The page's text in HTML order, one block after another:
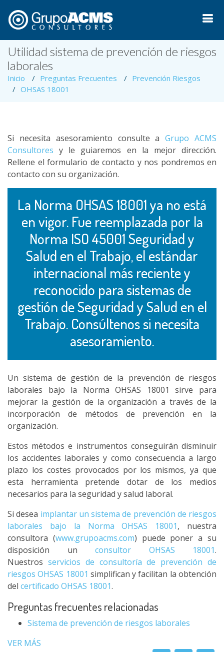
Utilidad sistema de prevención de riesgos
laborales
Inicio Preguntas Frecuentes
Prevención Riesgos
OHSAS 18001
Si necesita asesoramiento consulte a Grupo ACMS
Consultores y le guiaremos en la mejor dirección.
Rellene el formulario de contacto y nos pondremos en
contacto con su organización.
La Norma OHSAS 18001 ya no está
en vigor. Fue reemplazada por la
Norma ISO 45001 Seguridad y
Salud en el Trabajo, el estándar
internacional más reciente y
reconocido para sistemas de
gestión de Seguridad y Salud en el
Trabajo. Consúltenos si necesita
asesoramiento.
Un sistema de gestión de la prevención de riesgos
laborales bajo la Norma OHSAS 18001 sirve para
mejorar la gestión de la organización a través de la
incorporación de métodos de prevención en la
organización.
Estos métodos e instrumentos conseguirán disminuir
los accidentes laborales y como consecuencia a largo
plazo los costes provocados por los mismos, ya que
esta herramienta pretende dotar de los medios
necesarios para la seguridad y salud laboral.
Si desea implantar un sistema de prevención de riesgos
laborales bajo la Norma OHSAS 18001, nuestra
consultora (www.grupoacms.com) puede poner a su
disposición un consultor OHSAS 18001.
Nuestros servicios de consultoría de prevención de
riesgos OHSAS 18001 simplifican y facilitan la obtención
del certificado OHSAS 18001.
Preguntas frecuentes relacionadas
Sistema de prevención de riesgos laborales
VER MÁS